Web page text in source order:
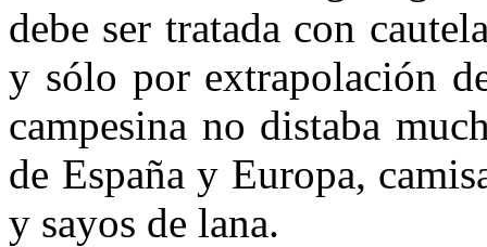
debe ser tratada con
y sólo por extrapolación
campesina no distaba
de España y Europa,
y sayos de lana.